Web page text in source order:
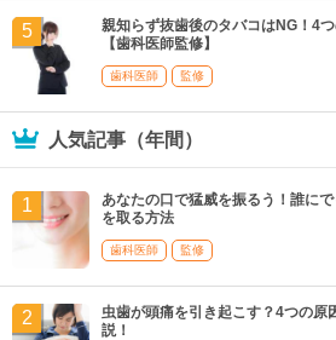
親知らず抜歯後のタバコはNG！4
【歯科医師監修】
歯科医師 監修
人気記事（年間）
あなたの口で猛威を振るう！誰に
を取る方法
歯科医師 監修
虫歯が頭痛を引き起こす？4つの原
説！